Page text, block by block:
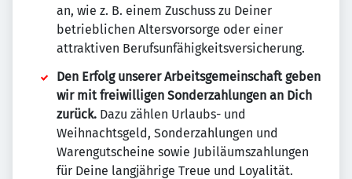
an, wie z. B. einem Zuschuss zu Deiner
betrieblichen Altersvorsorge oder einer
attraktiven Berufsunfähigkeitsversicherung.
Den Erfolg unserer Arbeitsgemeinschaft geben
wir mit freiwilligen Sonderzahlungen an Dich
zurück. Dazu zählen Urlaubs- und
Weihnachtsgeld, Sonderzahlungen und
Warengutscheine sowie Jubiläumszahlungen
für Deine langjährige Treue und Loyalität.